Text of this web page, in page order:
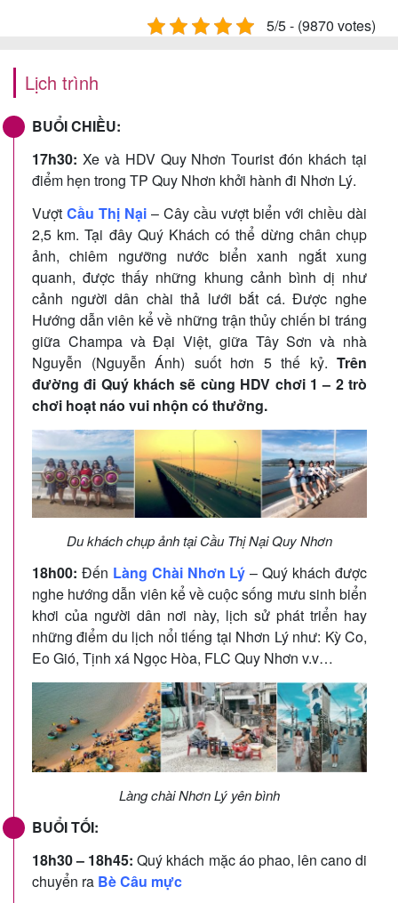
5/5 - (9870 votes)
Lịch trình
BUỔI CHIỀU:
17h30: Xe và HDV Quy Nhơn Tourist đón khách tại
điểm hẹn trong TP Quy Nhơn khởi hành đi Nhơn Lý.
Vượt Cầu Thị Nại – Cây cầu vượt biển với chiều dài
2,5 km. Tại đây Quý Khách có thể dừng chân chụp
ảnh, chiêm ngưỡng nước biển xanh ngắt xung
quanh, được thấy những khung cảnh bình dị như
cảnh người dân chài thả lưới bắt cá. Được nghe
Hướng dẫn viên kể về những trận thủy chiến bi tráng
giữa Champa và Đại Việt, giữa Tây Sơn và nhà
Nguyễn (Nguyễn Ánh) suốt hơn 5 thế kỷ. Trên
đường đi Quý khách sẽ cùng HDV chơi 1 – 2 trò
chơi hoạt náo vui nhộn có thưởng.
Du khách chụp ảnh tại Cầu Thị Nại Quy Nhơn
18h00: Đến Làng Chài Nhơn Lý – Quý khách được
nghe hướng dẫn viên kể về cuộc sống mưu sinh biển
khơi của người dân nơi này, lịch sử phát triển hay
những điểm du lịch nổi tiếng tại Nhơn Lý như: Kỳ Co,
Eo Gió, Tịnh xá Ngọc Hòa, FLC Quy Nhơn v.v…
Làng chài Nhơn Lý yên bình
BUỔI TỐI:
18h30 – 18h45: Quý khách mặc áo phao, lên cano di
chuyển ra Bè Câu mực